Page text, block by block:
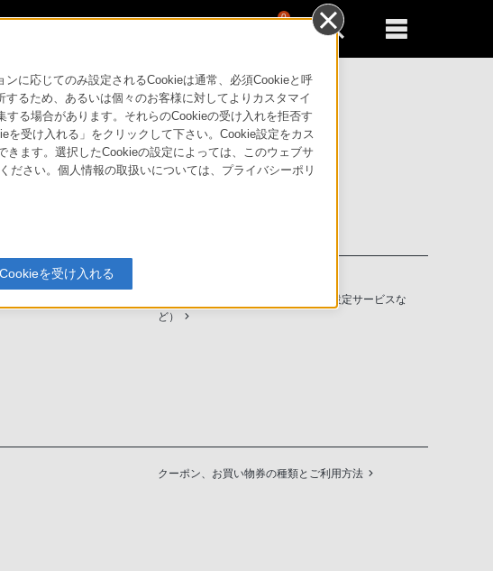
0
（長期保証、下取サービス、設置・設定サービスな
ど）
クーポン、お買い物券の種類とご利用方法
に応じてのみ設定されるCookieは通常、必須Cookieと呼
るため、あるいは個々のお客様に対してよりカスタマイ
る場合があります。それらのCookieの受け入れを拒否す
受け入れる」をクリックして下さい。Cookie設定をカス
ます。選択したCookieの設定によっては、このウェブサ
ださい。個人情報の取扱いについては、プライバシーポリ
Cookieを受け入れる